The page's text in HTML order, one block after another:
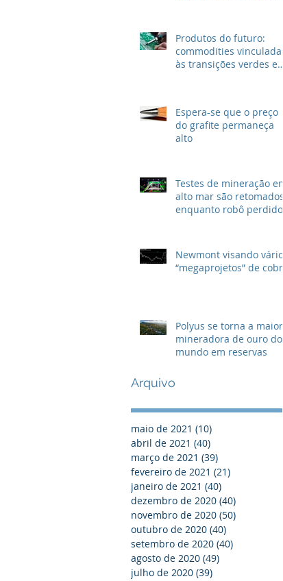
Produtos do futuro:
commodities vinculadas
às transições verdes e
Espera-se que o preço
do grafite permaneça
alto
Testes de mineração em
alto mar são retomados
enquanto robô perdido
Newmont visando vários
“megaprojetos” de cobre
Polyus se torna a maior
mineradora de ouro do
mundo em reservas
Arquivo
maio de 2021 (10)
abril de 2021 (40)
março de 2021 (39)
fevereiro de 2021 (21)
janeiro de 2021 (40)
dezembro de 2020 (40)
novembro de 2020 (50)
outubro de 2020 (40)
setembro de 2020 (40)
agosto de 2020 (49)
julho de 2020 (39)